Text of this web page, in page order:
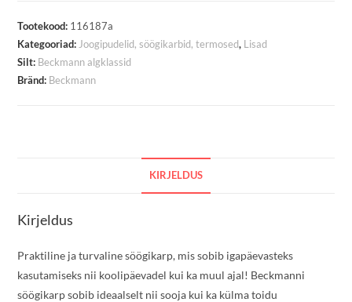
Tootekood: 116187a
Kategooriad: Joogipudelid, söögikarbid, termosed, Lisad
Silt: Beckmann algklassid
Bränd: Beckmann
KIRJELDUS
Kirjeldus
Praktiline ja turvaline söögikarp, mis sobib igapäevasteks
kasutamiseks nii koolipäevadel kui ka muul ajal! Beckmanni
söögikarp sobib ideaalselt nii sooja kui ka külma toidu